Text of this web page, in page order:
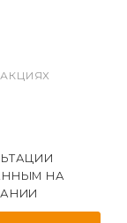
НА